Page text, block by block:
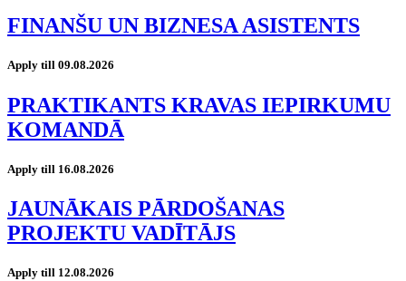
FINANŠU UN BIZNESA ASISTENTS
Apply till 09.08.2026
PRAKTIKANTS KRAVAS IEPIRKUMU
KOMANDĀ
Apply till 16.08.2026
JAUNĀKAIS PĀRDOŠANAS
PROJEKTU VADĪTĀJS
Apply till 12.08.2026